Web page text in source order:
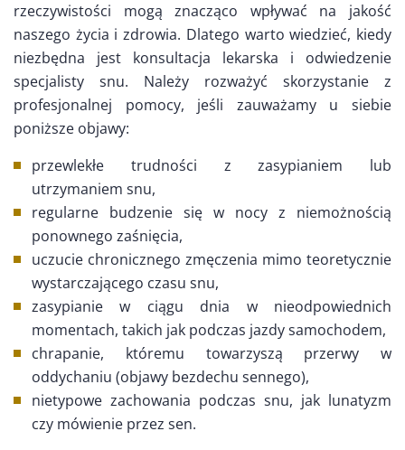
rzeczywistości mogą znacząco wpływać na jakość
naszego życia i zdrowia. Dlatego warto wiedzieć, kiedy
niezbędna jest konsultacja lekarska i odwiedzenie
specjalisty snu. Należy rozważyć skorzystanie z
profesjonalnej pomocy, jeśli zauważamy u siebie
poniższe objawy:
przewlekłe trudności z zasypianiem lub
utrzymaniem snu,
regularne budzenie się w nocy z niemożnością
ponownego zaśnięcia,
uczucie chronicznego zmęczenia mimo teoretycznie
wystarczającego czasu snu,
zasypianie w ciągu dnia w nieodpowiednich
momentach, takich jak podczas jazdy samochodem,
chrapanie, któremu towarzyszą przerwy w
oddychaniu (objawy bezdechu sennego),
nietypowe zachowania podczas snu, jak lunatyzm
czy mówienie przez sen.